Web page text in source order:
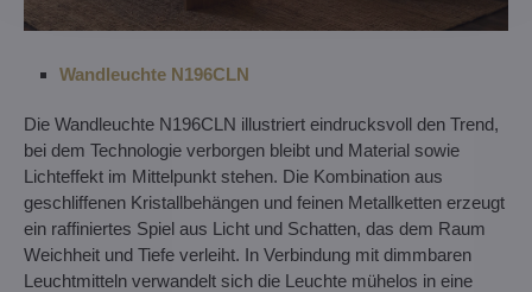
Wandleuchte N196CLN
Die Wandleuchte N196CLN illustriert eindrucksvoll den Trend,
bei dem Technologie verborgen bleibt und Material sowie
Lichteffekt im Mittelpunkt stehen. Die Kombination aus
geschliffenen Kristallbehängen und feinen Metallketten erzeugt
ein raffiniertes Spiel aus Licht und Schatten, das dem Raum
Weichheit und Tiefe verleiht. In Verbindung mit dimmbaren
Leuchtmitteln verwandelt sich die Leuchte mühelos in eine